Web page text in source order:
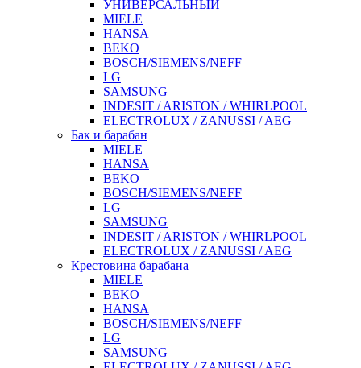
УНИВЕРСАЛЬНЫЙ
MIELE
HANSA
BEKO
BOSCH/SIEMENS/NEFF
LG
SAMSUNG
INDESIT / ARISTON / WHIRLPOOL
ELECTROLUX / ZANUSSI / AEG
Бак и барабан
MIELE
HANSA
BEKO
BOSCH/SIEMENS/NEFF
LG
SAMSUNG
INDESIT / ARISTON / WHIRLPOOL
ELECTROLUX / ZANUSSI / AEG
Крестовина барабана
MIELE
BEKO
HANSA
BOSCH/SIEMENS/NEFF
LG
SAMSUNG